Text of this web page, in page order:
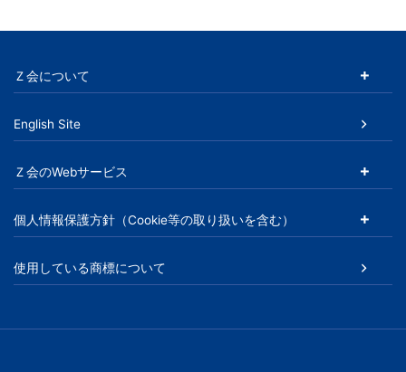
Ｚ会について
English Site
Ｚ会のWebサービス
個人情報保護方針（Cookie等の取り扱いを含む）
使用している商標について